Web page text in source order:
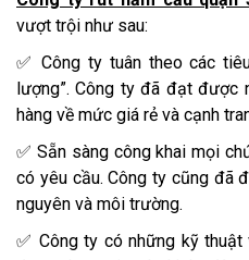
vượt trội như sau:
✅ Công ty tuân theo các
lượng”. Công ty đã đạt được
hàng về mức giá rẻ và cạnh
✅ Sẵn sàng công khai mọi
có yêu cầu. Công ty cũng đã
nguyên và môi trường.
✅ Công ty có những kỹ thuật